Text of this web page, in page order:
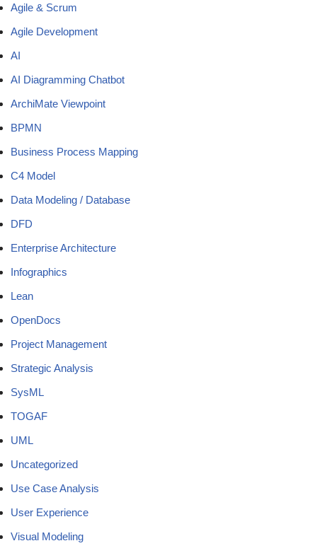
Agile & Scrum
Agile Development
AI
AI Diagramming Chatbot
ArchiMate Viewpoint
BPMN
Business Process Mapping
C4 Model
Data Modeling / Database
DFD
Enterprise Architecture
Infographics
Lean
OpenDocs
Project Management
Strategic Analysis
SysML
TOGAF
UML
Uncategorized
Use Case Analysis
User Experience
Visual Modeling